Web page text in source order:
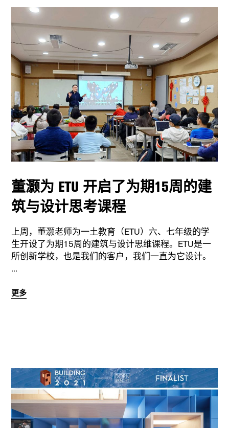
董灏为 ETU 开启了为期15周的建
筑与设计思考课程
上周，董灏老师为一土教育（ETU）六、七年级的学
生开设了为期15周的建筑与设计思维课程。ETU是一
所创新学校，也是我们的客户，我们一直为它设计。
更多